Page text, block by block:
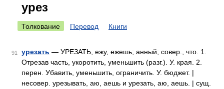
урез
Толкование Перевод Книги
91 урезать — УРЕЗАТЬ, ежу, ежешь; анный; совер., что. 1.
Отрезав часть, укоротить, уменьшить (разг.). У. края. 2.
перен. Убавить, уменьшить, ограничить. У. бюджет. |
несовер. урезывать, аю, аешь и урезать, аю, аешь. | сущ.